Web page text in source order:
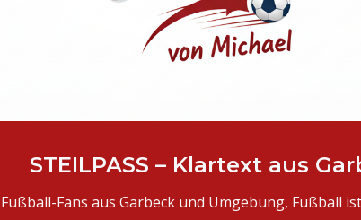
STEILPASS – Klartext aus
Fans aus Garbeck und Umgebung, Fußball